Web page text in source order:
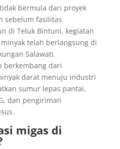
bermula dari proyek
sebelum fasilitas
di Teluk Bintuni, kegiatan
telah berlangsung di
Salawati.
berkembang dari
darat menuju industri
sumur lepas pantai,
dan pengiriman
migas di